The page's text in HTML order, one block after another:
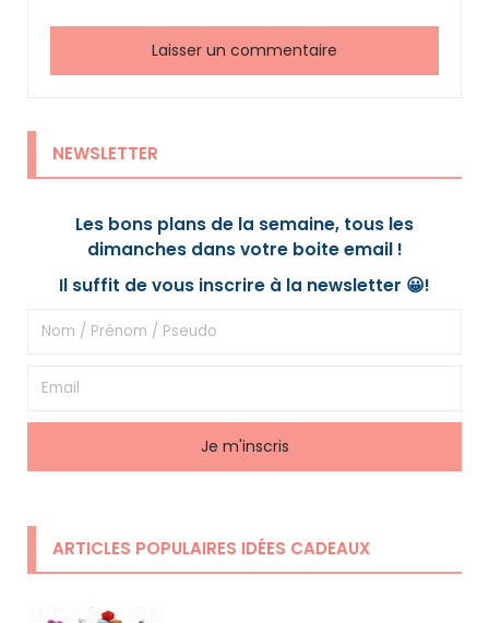
NEWSLETTER
Les bons plans de la semaine, tous les
dimanches dans votre boite email !
Il suffit de vous inscrire à la newsletter 😀!
ARTICLES POPULAIRES IDÉES CADEAUX